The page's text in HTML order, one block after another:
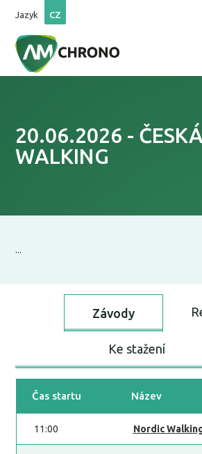
Jazyk CZ
20.06.2026 -
WALKING
...
Závody
Ke stažení
Čas startu Název
11:00 Nordic